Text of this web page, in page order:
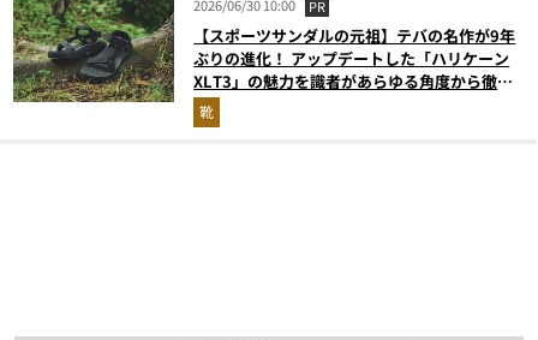
2026/06/30 10:00 PR
【スポーツサンダルの元祖】テバの名作が9年
ぶりの進化！ アップデートした「ハリケーン
XLT3」の魅力を識者があらゆる角度から徹底
解説！
靴